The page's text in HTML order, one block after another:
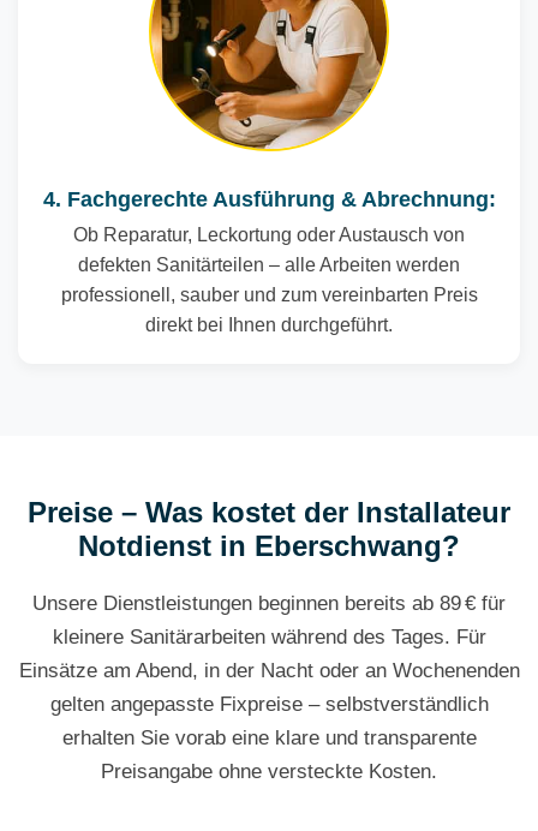
4. Fachgerechte Ausführung & Abrechnung:
Ob Reparatur, Leckortung oder Austausch von
defekten Sanitärteilen – alle Arbeiten werden
professionell, sauber und zum vereinbarten Preis
direkt bei Ihnen durchgeführt.
Preise – Was kostet der Installateur
Notdienst in Eberschwang?
Unsere Dienstleistungen beginnen bereits ab 89 € für
kleinere Sanitärarbeiten während des Tages. Für
Einsätze am Abend, in der Nacht oder an Wochenenden
gelten angepasste Fixpreise – selbstverständlich
erhalten Sie vorab eine klare und transparente
Preisangabe ohne versteckte Kosten.